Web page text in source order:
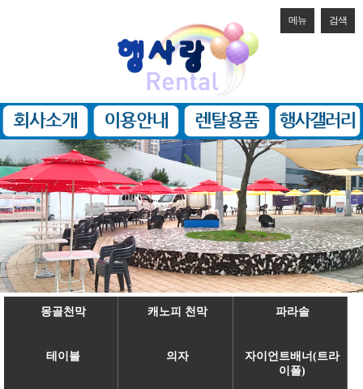
메뉴 검색
몽골천막 캐노피 천막 파라솔
테이블 의자
자이언트배너(트라
이폴)